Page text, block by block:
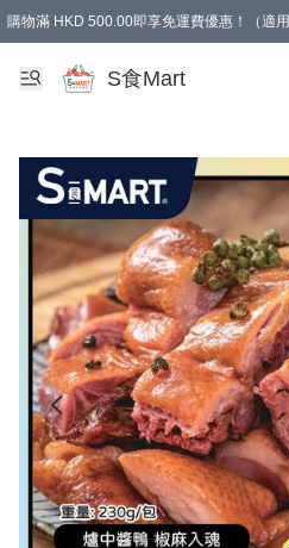
購物滿 HKD 500.00即享免運費優惠！（適
S食Mart